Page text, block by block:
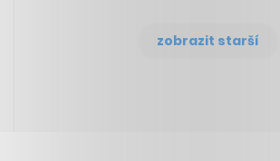
zobrazit starší